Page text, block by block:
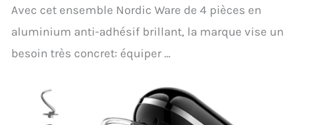
Avec cet ensemble Nordic Ware de 4 pièces en
aluminium anti-adhésif brillant, la marque vise un
besoin très concret: équiper ...